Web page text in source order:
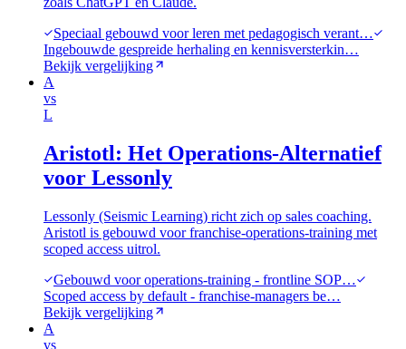
Speciaal gebouwd voor leren met pedagogisch verant…
Ingebouwde gespreide herhaling en kennisversterkin…
Bekijk vergelijking
A
vs
L
Aristotl: Het Operations-Alternatief
voor Lessonly
Lessonly (Seismic Learning) richt zich op sales coaching.
Aristotl is gebouwd voor franchise-operations-training met
scoped access uitrol.
Gebouwd voor operations-training - frontline SOP…
Scoped access by default - franchise-managers be…
Bekijk vergelijking
A
vs